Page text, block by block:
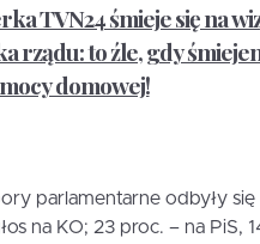
TVN24 śmieje się na
rządu: to źle, gdy
domowej!
parlamentarne odbyły
na KO; 23 proc. – na PiS,